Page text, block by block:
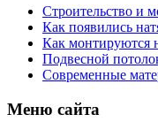
Строительство и
Как появились
Как монтируются
Подвесной
Современные
Меню сайта